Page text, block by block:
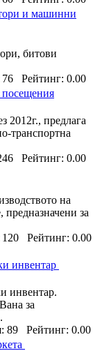
и машинни
битови
Рейтинг: 0.00
предлага
транспортна
Рейтинг: 0.00
на
за
Рейтинг: 0.00
инвентар
инвентар.
за
89 Рейтинг: 0.00